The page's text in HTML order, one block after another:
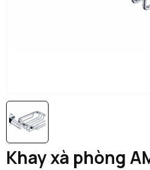
Khay xà phòng